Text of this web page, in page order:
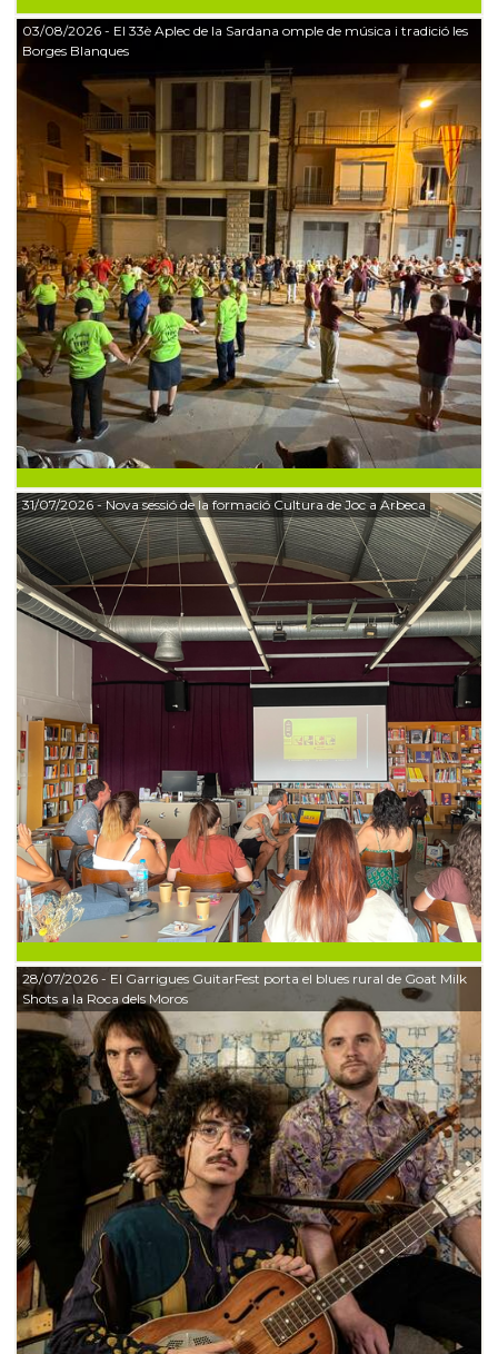
03/08/2026- El 33è Aplec de la Sardana omple de música i tradició les
Borges Blanques
31/07/2026- Nova sessió de la formació Cultura de Joc a Arbeca
28/07/2026- El Garrigues GuitarFest porta el blues rural de Goat Milk
Shots a la Roca dels Moros